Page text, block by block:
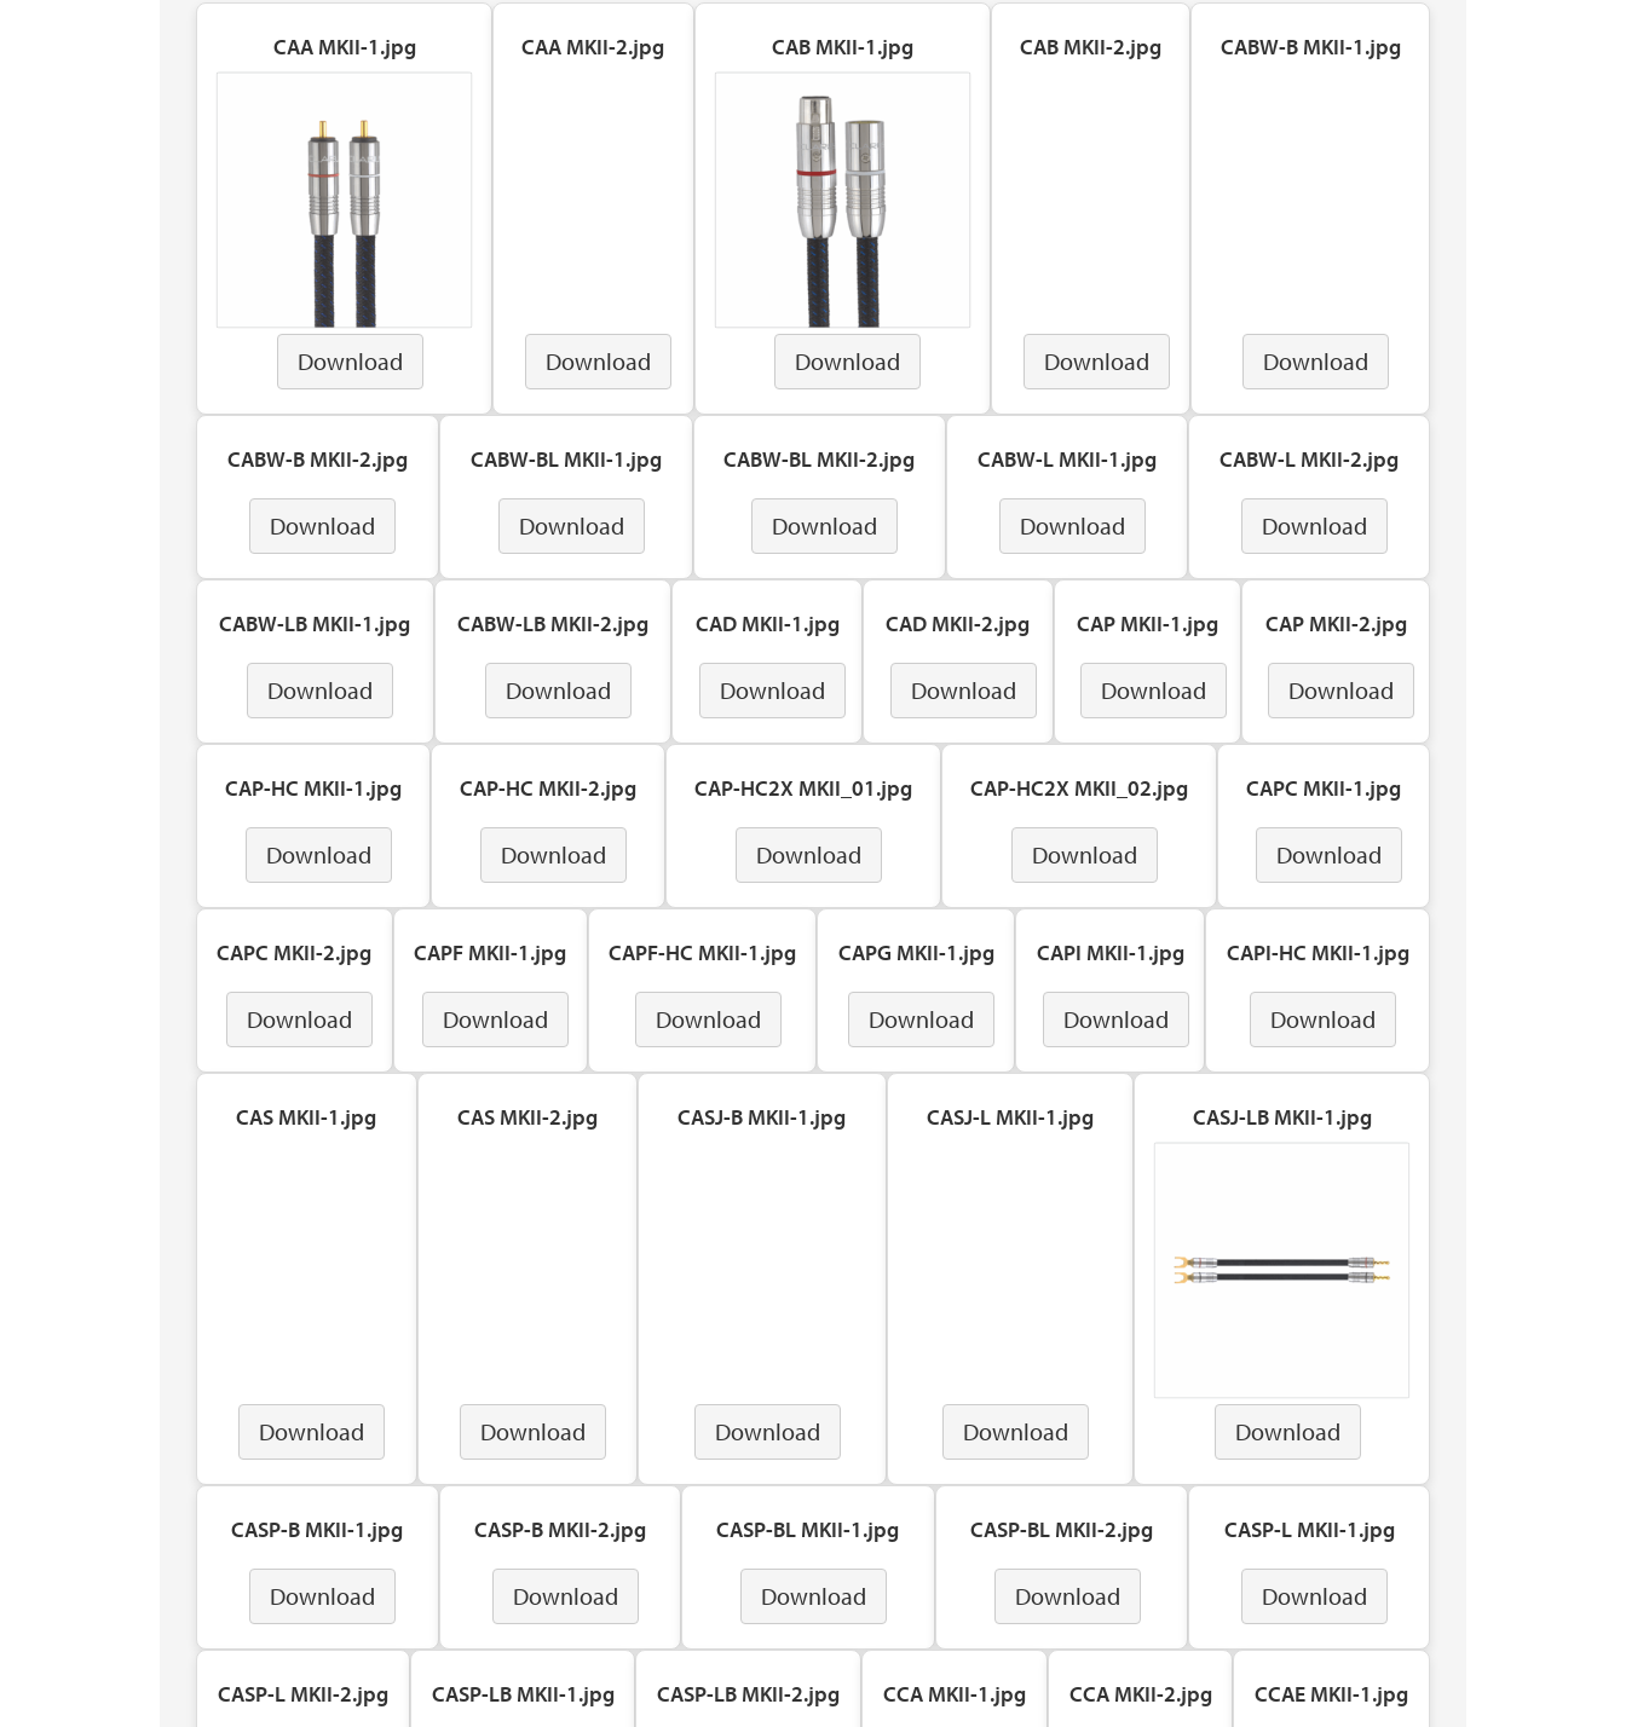
CAA MKII-1.jpg
Download
CAA MKII-2.jpg
Download
CAB MKII-1.jpg
Download
CAB MKII-2.jpg
Download
CABW-B MKII-1.jpg
Download
CABW-B MKII-2.jpg
Download
CABW-BL MKII-1.jpg
Download
CABW-BL MKII-2.jpg
Download
CABW-L MKII-1.jpg
Download
CABW-L MKII-2.jpg
Download
CABW-LB MKII-1.jpg
Download
CABW-LB MKII-2.jpg
Download
CAD MKII-1.jpg
Download
CAD MKII-2.jpg
Download
CAP MKII-1.jpg
Download
CAP MKII-2.jpg
Download
CAP-HC MKII-1.jpg
Download
CAP-HC MKII-2.jpg
Download
CAP-HC2X MKII_01.jpg
Download
CAP-HC2X MKII_02.jpg
Download
CAPC MKII-1.jpg
Download
CAPC MKII-2.jpg
Download
CAPF MKII-1.jpg
Download
CAPF-HC MKII-1.jpg
Download
CAPG MKII-1.jpg
Download
CAPI MKII-1.jpg
Download
CAPI-HC MKII-1.jpg
Download
CAS MKII-1.jpg
Download
CAS MKII-2.jpg
Download
CASJ-B MKII-1.jpg
Download
CASJ-L MKII-1.jpg
Download
CASJ-LB MKII-1.jpg
Download
CASP-B MKII-1.jpg
Download
CASP-B MKII-2.jpg
Download
CASP-BL MKII-1.jpg
Download
CASP-BL MKII-2.jpg
Download
CASP-L MKII-1.jpg
Download
CASP-L MKII-2.jpg CASP-LB MKII-1.jpg CASP-LB MKII-2.jpg CCA MKII-1.jpg CCA MKII-2.jpg CCAE MKII-1.jpg